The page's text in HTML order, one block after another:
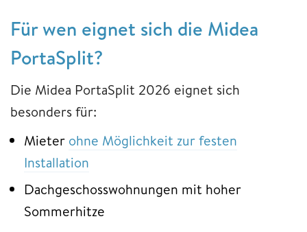
Für wen eignet sich die Midea
PortaSplit?
Die Midea PortaSplit 2026 eignet sich
besonders für:
Mieter ohne Möglichkeit zur festen
Installation
Dachgeschosswohnungen mit hoher
Sommerhitze